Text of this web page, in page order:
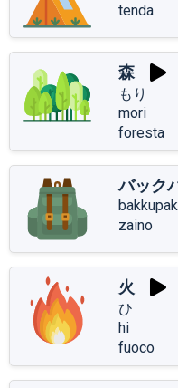
tenda
森
もり
mori
foresta
バック
zaino
火
ひ
hi
fuoco